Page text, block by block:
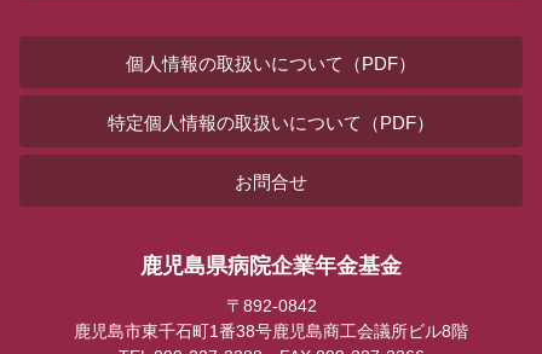
個人情報の取扱いについて（PDF）
特定個人情報の取扱いについて（PDF）
お問合せ
鹿児島県病院企業年金基金
〒892-0842
鹿児島市東千石町1番38号鹿児島商工会議所ビル8階